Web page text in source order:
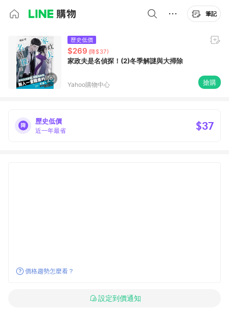
筆記
歷史低價
$269 (降$37)
家政夫是名偵探！(2)冬季解謎與大掃除
Yahoo購物中心 搶購
歷史低價
近一年最省 $37
價格趨勢怎麼看？
設定到價通知